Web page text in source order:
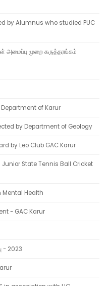
by Alumnus who studied PUC
அமைப்பு முறை கருத்தரங்கம்
of Karur
by Department of Geology
by Leo Club GAC Karur
State Tennis Ball Cricket
Mental Health
- GAC Karur
- 2023